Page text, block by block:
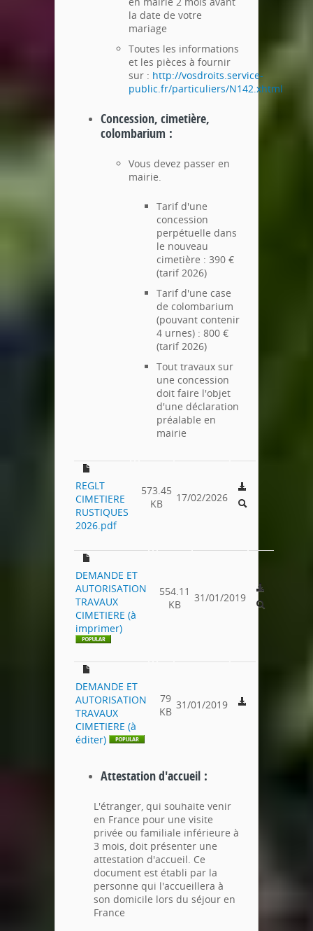
la date de votre
mariage
Toutes les informations
et les pièces à fournir
sur : http://vosdroits.service-
public.fr/particuliers/N142.xhtml
Concession, cimetière,
colombarium :
Vous devez passer en
mairie.
Tarif d'une
concession
perpétuelle dans
le nouveau
cimetière : 390 €
(tarif 2026)
Tarif d'une case
de colombarium
(pouvant contenir
4 urnes) : 800 €
(tarif 2026)
Tout travaux sur
une concession
doit faire l'objet
d'une déclaration
préalable en
mairie
REGLT
CIMETIERE
RUSTIQUES
2026.pdf
573.45
KB
17/02/2026
DEMANDE ET
AUTORISATION
TRAVAUX
CIMETIERE (à
imprimer)
554.11
KB
31/01/2019
DEMANDE ET
AUTORISATION
TRAVAUX
CIMETIERE (à
éditer)
79
KB
31/01/2019
Attestation d'accueil :
L'étranger, qui souhaite venir
en France pour une visite
privée ou familiale inférieure à
3 mois, doit présenter une
attestation d'accueil. Ce
document est établi par la
personne qui l'accueillera à
son domicile lors du séjour en
France